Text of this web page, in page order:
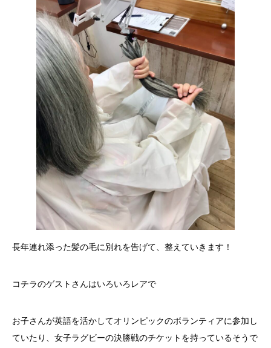
長年連れ添った髪の毛に別れを告げて、整えていきます！
コチラのゲストさんはいろいろレアで
お子さんが英語を活かしてオリンピックのボランティアに参加し
ていたり、女子ラグビーの決勝戦のチケットを持っているそうで